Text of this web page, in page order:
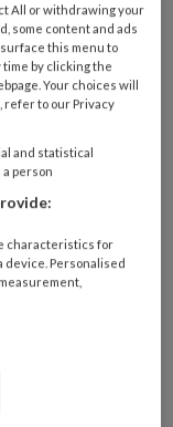
– zo blijft
op “Ja” te
aan
te
nieuwe mail
definitief
All or withdrawing your
some content and ads
this menu to
by clicking the
Your choices will
refer to our Privacy
and statistical
a person
characteristics for
device. Personalised